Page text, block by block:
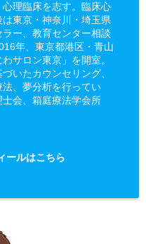
理臨床を志す。臨床心
東京・神奈川・埼玉県
ー、教育センター相談
年、東京都港区・青山
サロン東京」を開室。
いたカウンセリング、
、夢分析を行ってい
会、箱庭療法学会所
ールはこちら